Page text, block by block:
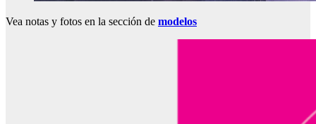
Vea notas y fotos en la sección de modelos